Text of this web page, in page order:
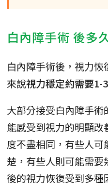
白內障手術 後多
白內障手術後，視力
來說視力穩定約需要1-
大部分接受白內障手
能感受到視力的明顯
度不盡相同，有些人
楚，有些人則可能需
後的視力恢復受到多